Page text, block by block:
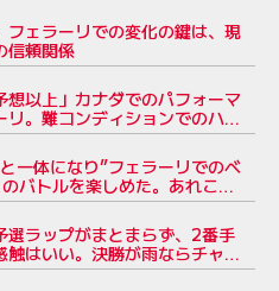
フェラーリでの変化の鍵は、現
信頼関係
想以上」カナダでのパフォーマ
リ。難コンディションでのハミ
一体になり”フェラーリでのベ
バトルを楽しめた。あれこそ
選ラップがまとまらず、2番手
はいい。決勝が雨ならチャン